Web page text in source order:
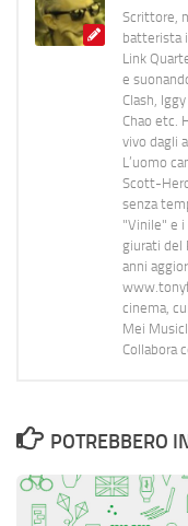
Scrittore,
batterista
Link
e
Clash,
Chao etc.
vivo dagli
L’uomo
Scott-
senza
"Vinile" e i
giurati del
anni
cinema,
Mei
Collabora
POTREBBERO